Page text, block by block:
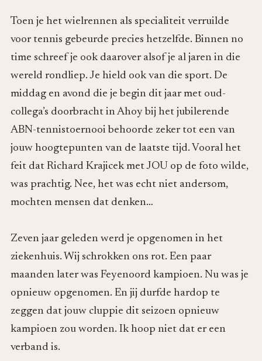
Toen je het wielrennen als specialiteit verruilde
voor tennis gebeurde precies hetzelfde. Binnen no
time schreef je ook daarover alsof je al jaren in die
wereld rondliep. Je hield ook van die sport. De
middag en avond die je begin dit jaar met oud-
collega’s doorbracht in Ahoy bij het jubilerende
ABN-tennistoernooi behoorde zeker tot een van
jouw hoogtepunten van de laatste tijd. Vooral het
feit dat Richard Krajicek met JOU op de foto wilde,
was prachtig. Nee, het was echt niet andersom,
mochten mensen dat denken…
Zeven jaar geleden werd je opgenomen in het
ziekenhuis. Wij schrokken ons rot. Een paar
maanden later was Feyenoord kampioen. Nu was je
opnieuw opgenomen. En jij durfde hardop te
zeggen dat jouw cluppie dit seizoen opnieuw
kampioen zou worden. Ik hoop niet dat er een
verband is.